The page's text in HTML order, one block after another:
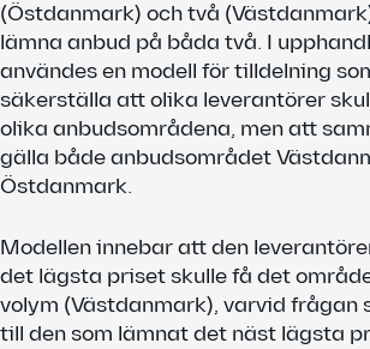
(Östdanmark) och två
lämna anbud på båda två. I
användes en modell för tilldelning
säkerställa att olika leverantörer
olika anbudsområdena, men att
gälla både anbudsområdet
Östdanmark.
Modellen innebar att den
det lägsta priset skulle få det
volym (Västdanmark), varvid frågan
till den som lämnat det näst lägsta